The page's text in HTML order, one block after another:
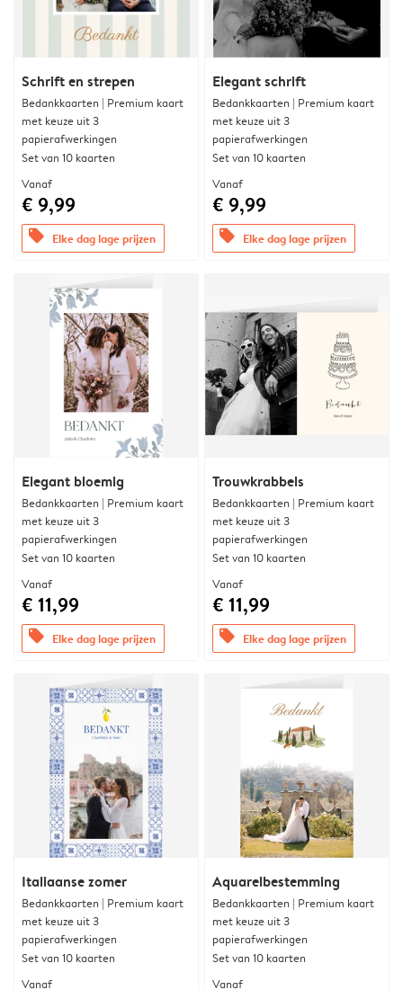
Schrift en strepen
Bedankkaarten | Premium kaart
met keuze uit 3
papierafwerkingen
Set van 10 kaarten
Vanaf
€ 9,99
offers Elke dag lage prijzen
Elegant schrift
Bedankkaarten | Premium kaart
met keuze uit 3
papierafwerkingen
Set van 10 kaarten
Vanaf
€ 9,99
offers Elke dag lage prijzen
Elegant bloemig
Bedankkaarten | Premium kaart
met keuze uit 3
papierafwerkingen
Set van 10 kaarten
Vanaf
€ 11,99
offers Elke dag lage prijzen
Trouwkrabbels
Bedankkaarten | Premium kaart
met keuze uit 3
papierafwerkingen
Set van 10 kaarten
Vanaf
€ 11,99
offers Elke dag lage prijzen
Italiaanse zomer
Bedankkaarten | Premium kaart
met keuze uit 3
papierafwerkingen
Set van 10 kaarten
Vanaf
Aquarelbestemming
Bedankkaarten | Premium kaart
met keuze uit 3
papierafwerkingen
Set van 10 kaarten
Vanaf